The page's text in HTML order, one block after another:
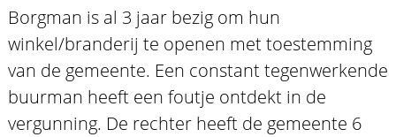
Borgman is al 3 jaar bezig om hun
winkel/branderij te openen met toestemming
van de gemeente. Een constant tegenwerkende
buurman heeft een foutje ontdekt in de
vergunning. De rechter heeft de gemeente 6